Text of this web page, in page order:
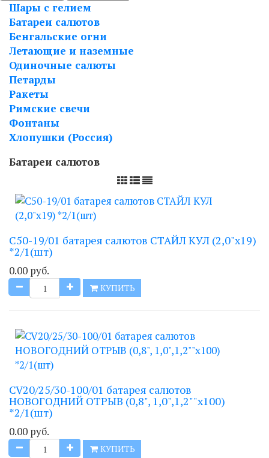
Шары с гелием
Батареи салютов
Бенгальские огни
Летающие и наземные
Одиночные салюты
Петарды
Ракеты
Римские свечи
Фонтаны
Хлопушки (Россия)
Батареи салютов
C50-19/01 батарея салютов СТАЙЛ КУЛ (2,0"х19)
*2/1(шт)
0.00 руб.
КУПИТЬ
CV20/25/30-100/01 батарея салютов
НОВОГОДНИЙ ОТРЫВ (0,8", 1,0",1,2""х100)
*2/1(шт)
0.00 руб.
КУПИТЬ